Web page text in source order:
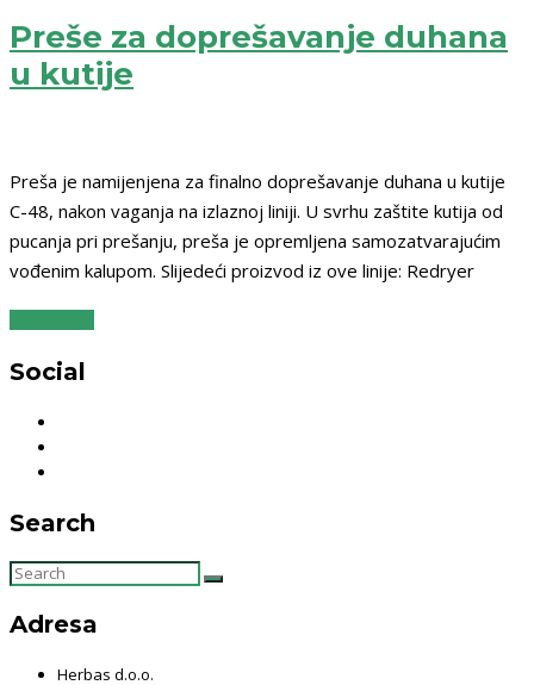
Preše za doprešavanje duhana
u kutije
Preša je namijenjena za finalno doprešavanje duhana u kutije
C-48, nakon vaganja na izlaznoj liniji. U svrhu zaštite kutija od
pucanja pri prešanju, preša je opremljena samozatvarajućim
vođenim kalupom. Slijedeći proizvod iz ove linije: Redryer
Social
Search
SEARCH
FOR:
SEARCH
Adresa
Herbas d.o.o.